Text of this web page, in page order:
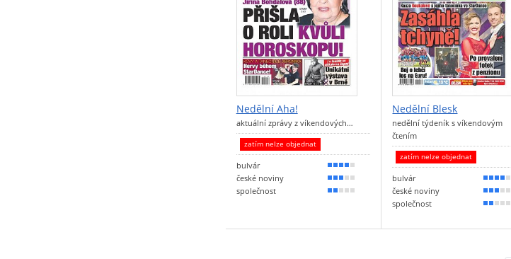
Nedělní Aha!
aktuální zprávy z víkendových…
zatím nelze objednat
bulvár
80 %
české noviny
50 %
společnost
40 %
Nedělní Blesk
nedělní týdeník s víkendovým
čtením
zatím nelze objednat
bulvár
80 %
české noviny
50 %
společnost
40 %